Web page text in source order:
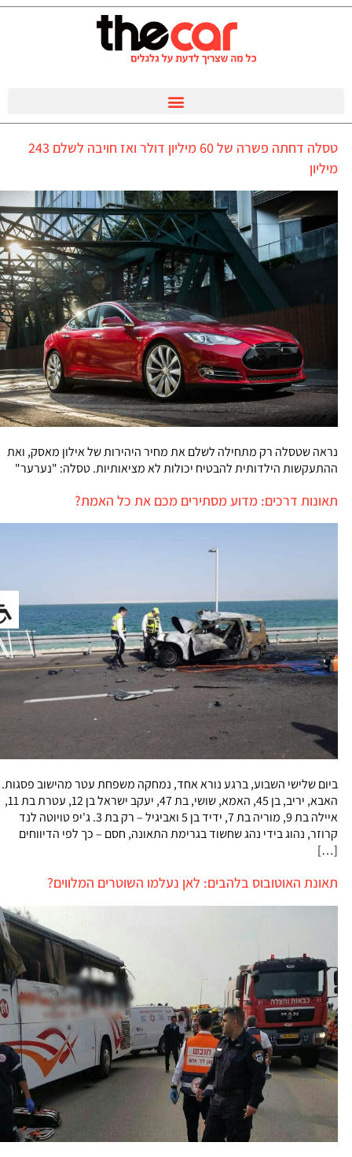
טסלה דחתה פשרה של 60 מיליון דולר ואז חויבה לשלם 243
מיליון
נראה שטסלה רק מתחילה לשלם את מחיר היהירות של אילון מאסק, ואת
ההתעקשות הילדותית להבטיח יכולות לא מציאותיות. טסלה: "נערער"
תאונות דרכים: מדוע מסתירים מכם את כל האמת?
ביום שלישי השבוע, ברגע נורא אחד, נמחקה משפחת עטר מהישוב פסגות.
האבא, יריב, בן 45, האמא, שושי, בת 47, יעקב ישראל בן 12, עטרת בת 11,
איילה בת 9, מוריה בת 7, ידיד בן 5 ואביגיל – רק בת 3. ג'יפ טויוטה לנד
קרוזר, נהוג בידי נהג שחשוד בגרימת התאונה, חסם – כך לפי הדיווחים
[…]
תאונת האוטובוס בלהבים: לאן נעלמו השוטרים המלווים?